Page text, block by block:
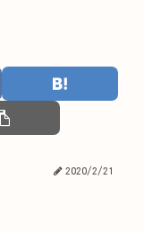
2020/2/21